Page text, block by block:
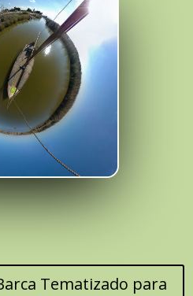
Tematizado para